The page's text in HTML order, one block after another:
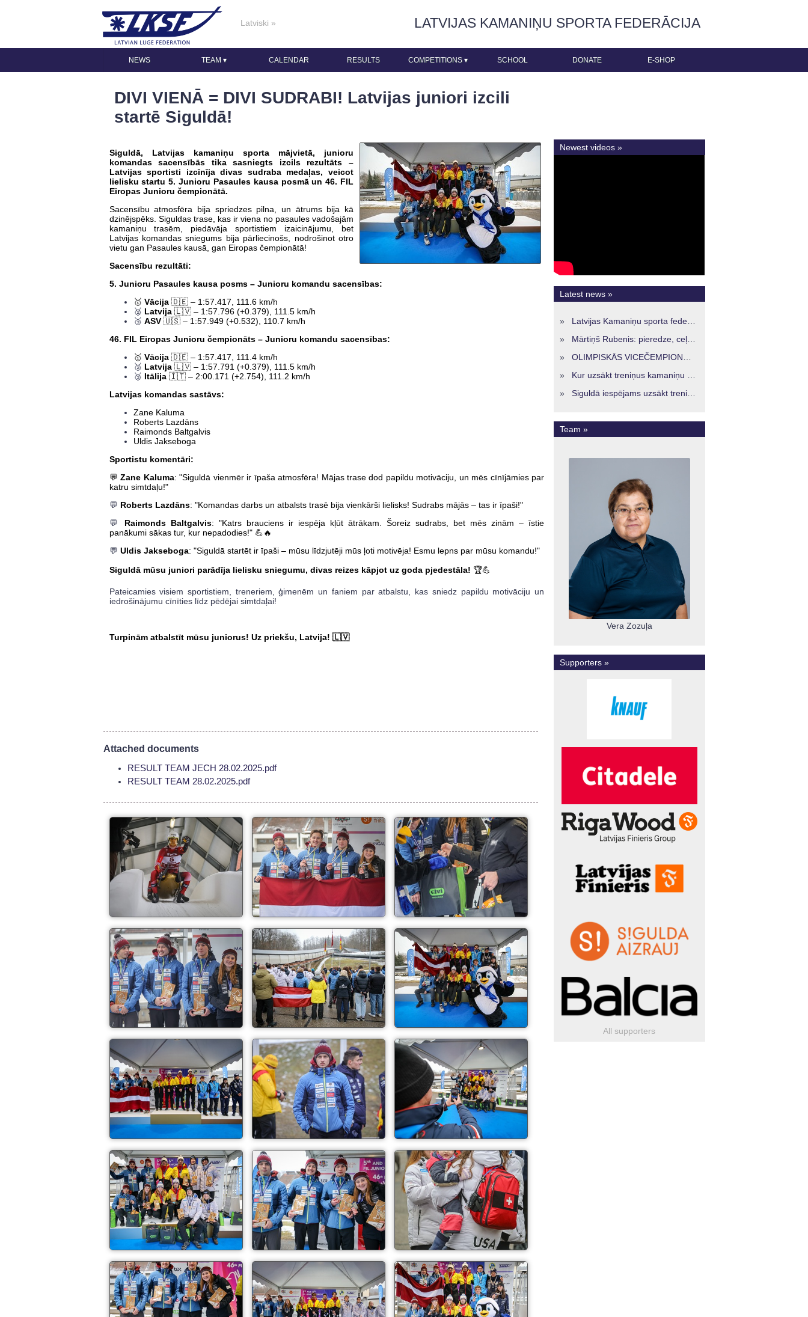
Latviski » LATVIJAS KAMANIŅU SPORTA FEDERĀCIJA
NEWS TEAM ▾ CALENDAR RESULTS COMPETITIONS ▾ SCHOOL DONATE E-SHOP
DIVI VIENĀ = DIVI SUDRABI! Latvijas juniori izcili
startē Siguldā!
Siguldā, Latvijas kamaniņu sporta mājvietā, junioru
komandas sacensībās tika sasniegts izcils rezultāts –
Latvijas sportisti izcīnīja divas sudraba medaļas, veicot
lielisku startu 5. Junioru Pasaules kausa posmā un 46. FIL
Eiropas Junioru čempionātā.
Sacensību atmosfēra bija spriedzes pilna, un ātrums bija kā
dzinējspēks. Siguldas trase, kas ir viena no pasaules vadošajām
kamaniņu trasēm, piedāvāja sportistiem izaicinājumu, bet
Latvijas komandas sniegums bija pārliecinošs, nodrošinot otro
vietu gan Pasaules kausā, gan Eiropas čempionātā!
Sacensību rezultāti:
5. Junioru Pasaules kausa posms – Junioru komandu sacensības:
🥇 Vācija🇩🇪 – 1:57.417, 111.6 km/h
🥈 Latvija🇱🇻 – 1:57.796 (+0.379), 111.5 km/h
🥉 ASV🇺🇸 – 1:57.949 (+0.532), 110.7 km/h
46. FIL Eiropas Junioru čempionāts – Junioru komandu sacensības:
🥇 Vācija🇩🇪 – 1:57.417, 111.4 km/h
🥈 Latvija🇱🇻 – 1:57.791 (+0.379), 111.5 km/h
🥉 Itālija🇮🇹 – 2:00.171 (+2.754), 111.2 km/h
Latvijas komandas sastāvs:
Zane Kaluma
Roberts Lazdāns
Raimonds Baltgalvis
Uldis Jakseboga
Sportistu komentāri:
💬Zane Kaluma: "Siguldā vienmēr ir īpaša atmosfēra! Mājas trase dod papildu motivāciju, un mēs cīnījāmies par
katru simtdaļu!"
💬 Roberts Lazdāns: "Komandas darbs un atbalsts trasē bija vienkārši lielisks! Sudrabs mājās – tas ir īpaši!"
💬 Raimonds Baltgalvis: "Katrs brauciens ir iespēja kļūt ātrākam. Šoreiz sudrabs, bet mēs zinām – īstie
panākumi sākas tur, kur nepadodies!" 💪🔥
💬 Uldis Jakseboga: "Siguldā startēt ir īpaši – mūsu līdzjutēji mūs ļoti motivēja! Esmu lepns par mūsu komandu!"
Siguldā mūsu juniori parādīja lielisku sniegumu, divas reizes kāpjot uz goda pjedestāla! 🏆💪
Pateicamies visiem sportistiem, treneriem, ģimenēm un faniem par atbalstu, kas sniedz papildu motivāciju un
iedrošinājumu cīnīties līdz pēdējai simtdaļai!
Turpinām atbalstīt mūsu juniorus! Uz priekšu, Latvija! 🇱🇻
Attached documents
RESULT TEAM JECH 28.02.2025.pdf
RESULT TEAM 28.02.2025.pdf
Newest videos »
Latest news »
» Latvijas Kamaniņu sporta federācijā ievēlēta vadība nākamajam četru gadu termiņam
» Mārtiņš Rubenis: pieredze, ceļš un skatījums uz Latvijas kamaniņu sportu
»OLIMPISKĀS VICEČEMPIONES ENERĢIJA TURPINĀS ARĪ STARPSEZONĀ
» Kur uzsākt treniņus kamaniņu sportā Latvijā? Iespējas jaunajiem sportistiem visos reģionos
»Siguldā iespējams uzsākt treniņus kamaniņu sportā – vide, kur veidojas nākamā sportistu paaudze
Team »
Vera Zozuļa
Supporters »
All supporters